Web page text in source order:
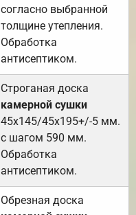
согласно выбранной
толщине утепления.
Обработка
антисептиком.
Строганая доска
камерной сушки
45х145/45х195+/-5 мм.
с шагом 590 мм.
Обработка
антисептиком.
Обрезная доска